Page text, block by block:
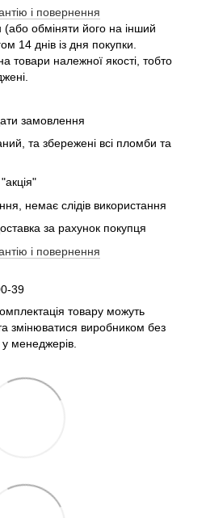
і повернення
обміняти його на інший
14 днів із дня покупки.
товари належної якості, тобто
замовлення
та збережені всі пломби та
немає слідів використання
за рахунок покупця
і повернення
39
товару можуть
та змінюватися виробником без
менеджерів.